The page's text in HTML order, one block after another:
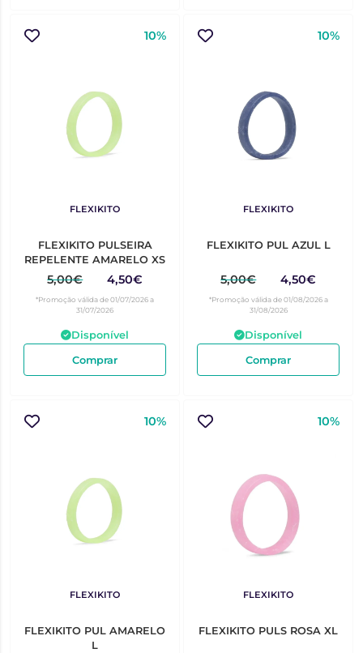
10%
FLEXIKITO
FLEXIKITO PULSEIRA
REPELENTE AMARELO XS
5,00€ 4,50€
*Promoção válida de 01/07/2026 a
31/07/2026
Disponível
Comprar
10%
FLEXIKITO
FLEXIKITO PUL AZUL L
5,00€ 4,50€
*Promoção válida de 01/08/2026 a
31/08/2026
Disponível
Comprar
10%
FLEXIKITO
FLEXIKITO PUL AMARELO
L
10%
FLEXIKITO
FLEXIKITO PULS ROSA XL